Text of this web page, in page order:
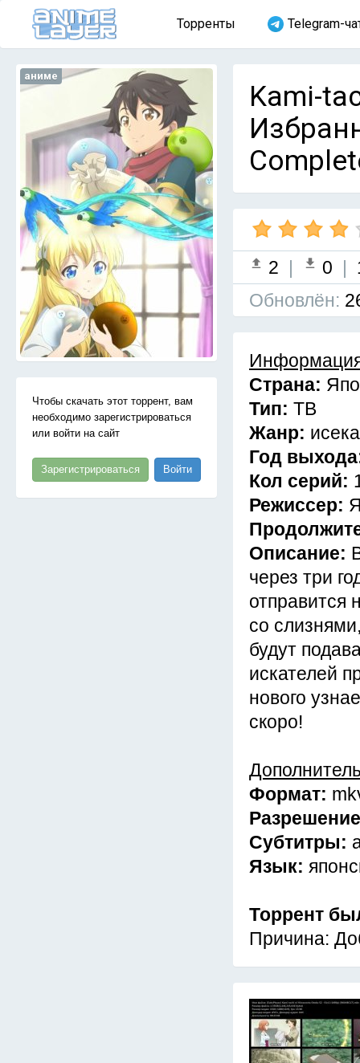
Торренты Telegram-
аниме
Чтобы скачать этот торрент, вам
необходимо зарегистрироваться
или войти на сайт
Зарегистрироваться Войти
Kami-
2 | 0 |
Обновлён:
Страна:
Тип: ТВ
Жанр:
Год
Кол серий:
Режиссер:
Описание:
через три
отправится
со
будут
искателей
нового
скоро!
Формат:
Субтитры:
Язык:
Торрент
Причина: